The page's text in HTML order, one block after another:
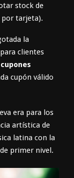
stock de
tarjeta).
la
para clientes
cupones
cupón válido
era para los
artística de
latina con la
primer nivel.